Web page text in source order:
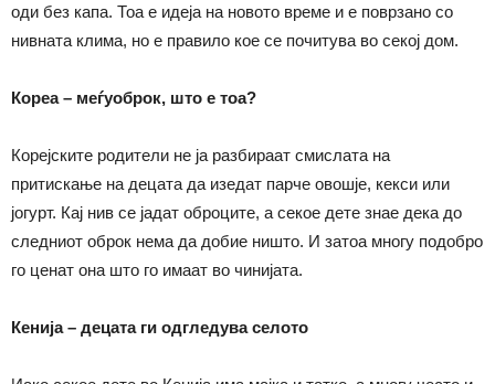
оди без капа. Тоа е идеја на новото време и е поврзано со
нивната клима, но е правило кое се почитува во секој дом.
Кореа – меѓуоброк, што е тоа?
Корејските родители не ја разбираат смислата на
притискање на децата да изедат парче овошје, кекси или
јогурт. Кај нив се јадат оброците, а секое дете знае дека до
следниот оброк нема да добие ништо. И затоа многу подобро
го ценат она што го имаат во чинијата.
Кенија – децата ги одгледува селото